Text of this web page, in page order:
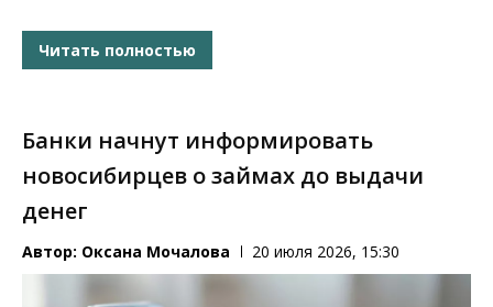
Читать полностью
Банки начнут информировать
новосибирцев о займах до выдачи
денег
Автор: Оксана Мочалова 20 июля 2026, 15:30